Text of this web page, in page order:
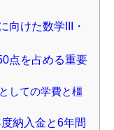
向けた数学III・
点を占める重要
しての学費と橿
納入金と6年間